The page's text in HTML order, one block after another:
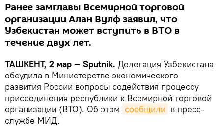
Ранее замглавы Всемирной торговой
организации Алан Вулф заявил, что
Узбекистан может вступить в ВТО в
течение двух лет.
ТАШКЕНТ, 2 мар — Sputnik. Делегация Узбекистана
обсудила в Министерстве экономического
развития России вопросы содействия процессу
присоединения республики к Всемирной торговой
организации (ВТО). Об этом сообщили в пресс-
службе МИД.